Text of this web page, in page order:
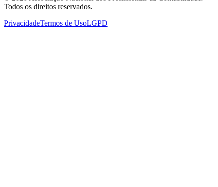
Todos os direitos reservados.
PrivacidadeTermos de UsoLGPD